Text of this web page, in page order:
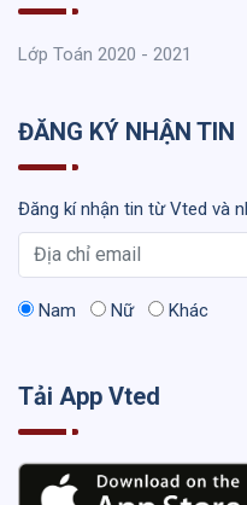
Lớp Toán 2020 - 2021
ĐĂNG KÝ NHẬN TIN
Đăng kí nhận tin từ Vted và
Nam Nữ Khác
Tải App Vted